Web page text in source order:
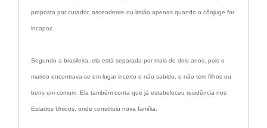
proposta por curador, ascendente ou irmão apenas quando o cônjuge for
incapaz.
Segundo a brasileira, ela está separada por mais de dois anos, pois o
marido encontrava-se em lugar incerto e não sabido, e não tem filhos ou
bens em comum. Ela também conta que já estabeleceu residência nos
Estados Unidos, onde constituiu nova família.